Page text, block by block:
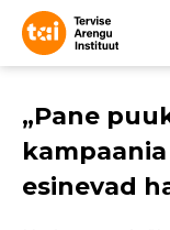
„Pane
esinevad